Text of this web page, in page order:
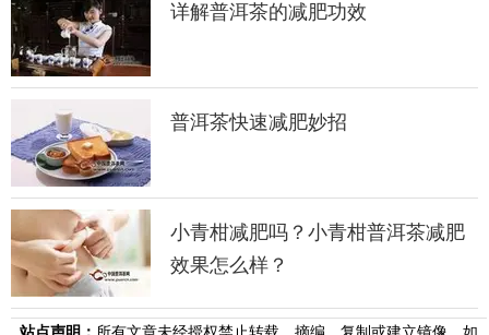
详解普洱茶的减肥功效
普洱茶快速减肥妙招
小青柑减肥吗？小青柑普洱茶减肥
效果怎么样？